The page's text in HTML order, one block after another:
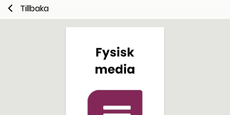
Tillbaka